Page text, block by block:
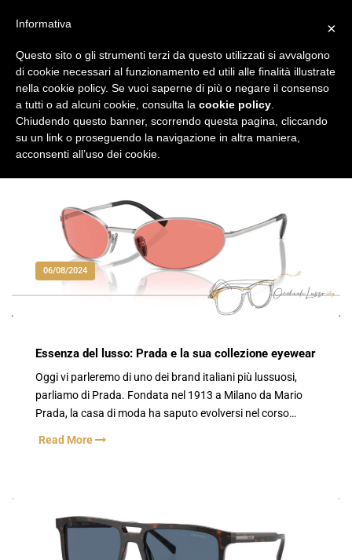
06/08/2024
Essenza del lusso: Prada e la sua collezione eyewear
Oggi vi parleremo di uno dei brand italiani più lussuosi,
parliamo di Prada. Fondata nel 1913 a Milano da Mario
Prada, la casa di moda ha saputo evolversi nel corso…
Read More
×
Informativa
Questo sito o gli strumenti terzi da questo utilizzati si avvalgono
di cookie necessari al funzionamento ed utili alle finalità illustrate
nella cookie policy. Se vuoi saperne di più o negare il consenso
a tutti o ad alcuni cookie, consulta la cookie policy
Chiudendo questo banner, scorrendo questa pagina, cliccando
su un link o proseguendo la navigazione in altra maniera,
acconsenti all’uso dei cookie.